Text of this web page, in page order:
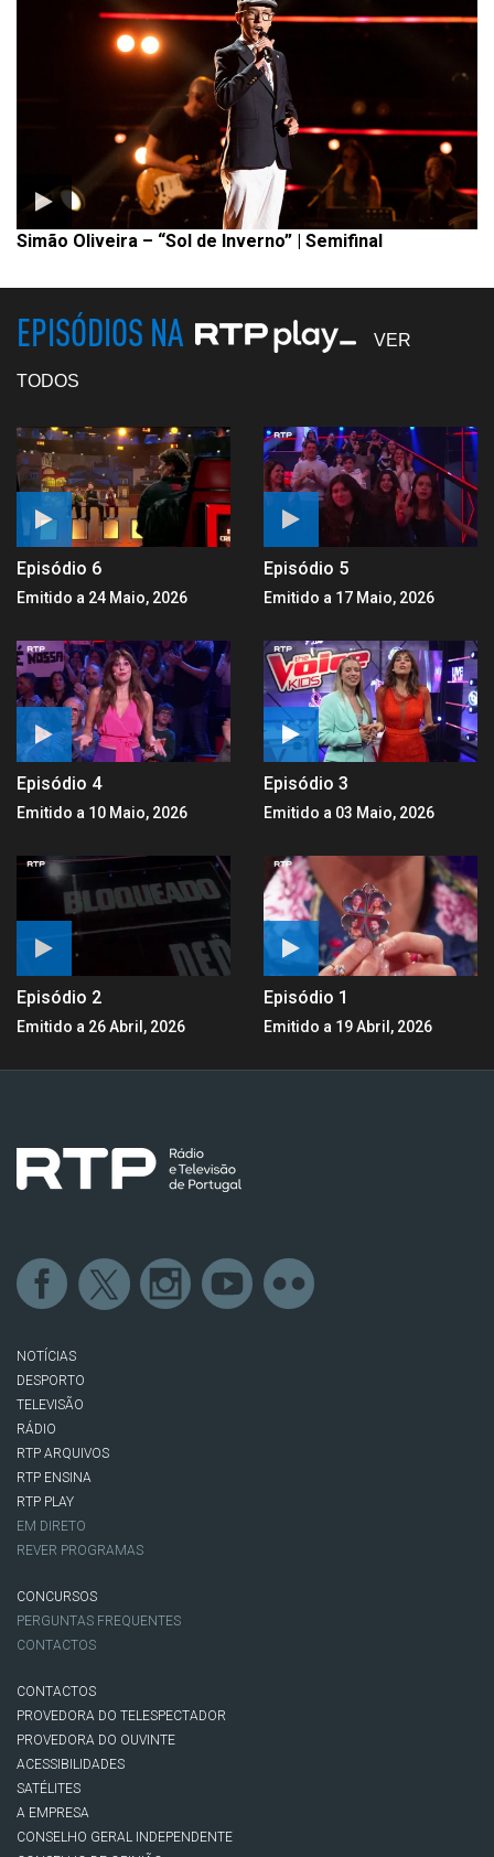
Simão Oliveira – “Sol de Inverno” | Semifinal
EPISÓDIOS NA VER
TODOS
Episódio 6
Emitido a 24 Maio, 2026
Episódio 5
Emitido a 17 Maio, 2026
Episódio 4
Emitido a 10 Maio, 2026
Episódio 3
Emitido a 03 Maio, 2026
Episódio 2
Emitido a 26 Abril, 2026
Episódio 1
Emitido a 19 Abril, 2026
NOTÍCIAS
DESPORTO
TELEVISÃO
RÁDIO
RTP ARQUIVOS
RTP ENSINA
RTP PLAY
EM DIRETO
REVER PROGRAMAS
CONCURSOS
PERGUNTAS FREQUENTES
CONTACTOS
CONTACTOS
PROVEDORA DO TELESPECTADOR
PROVEDORA DO OUVINTE
ACESSIBILIDADES
SATÉLITES
A EMPRESA
CONSELHO GERAL INDEPENDENTE